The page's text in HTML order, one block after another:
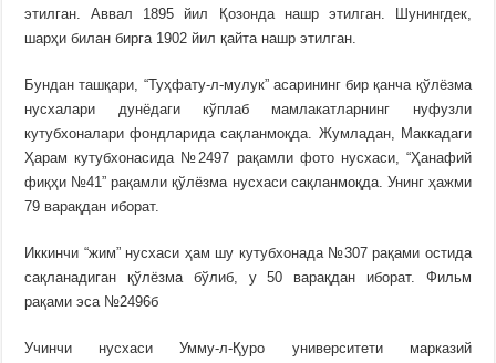
этилган. Аввал 1895 йил Қозонда нашр этилган. Шунингдек,
шарҳи билан бирга 1902 йил қайта нашр этилган.
Бундан ташқари, “Туҳфату-л-мулук” асарининг бир қанча қўлёзма
нусхалари дунёдаги кўплаб мамлакатларнинг нуфузли
кутубхоналари фондларида сақланмоқда. Жумладан, Маккадаги
Ҳарам кутубхонасида №2497 рақамли фото нусхаси, “Ҳанафий
фиқҳи №41” рақамли қўлёзма нусхаси сақланмоқда. Унинг ҳажми
79 варақдан иборат.
Иккинчи “жим” нусхаси ҳам шу кутубхонада №307 рақами остида
сақланадиган қўлёзма бўлиб, у 50 варақдан иборат. Фильм
рақами эса №2496б
Учинчи нусхаси Умму-л-Қуро университети марказий